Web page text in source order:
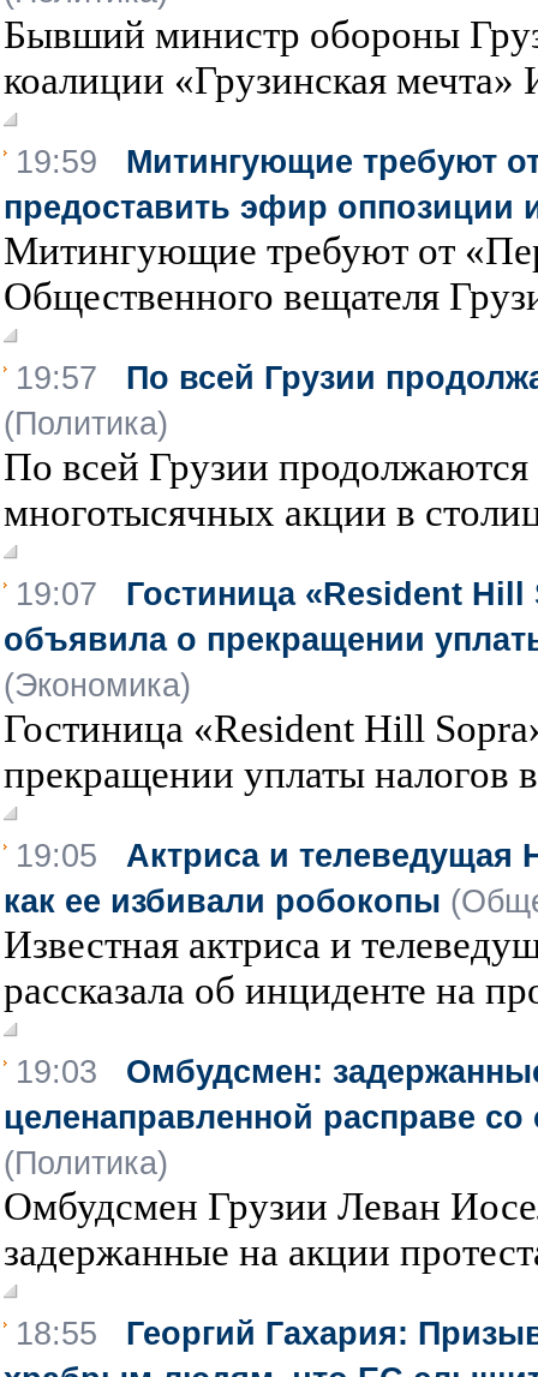
Бывший министр обороны
коалиции «Грузинская мечта»
19:59 Митингующие требуют
предоставить эфир оппозиции
Митингующие требуют от
Общественного вещателя
19:57 По всей Грузии
(Политика)
По всей Грузии
многотысячных акции в
19:07 Гостиница «Resident
объявила о прекращении
(Экономика)
Гостиница «Resident Hill
прекращении уплаты налогов
19:05 Актриса и телеведущая
как ее избивали робокопы
Известная актриса и
рассказала об инциденте на
19:03 Омбудсмен:
целенаправленной расправе со
(Политика)
Омбудсмен Грузии Леван
задержанные на акции
18:55 Георгий Гахария: